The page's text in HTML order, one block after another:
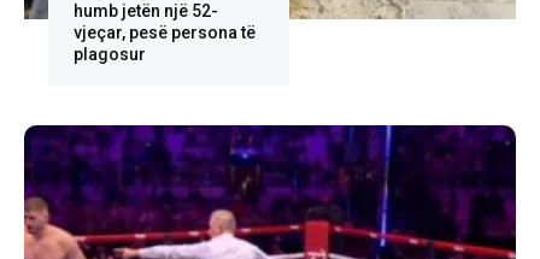
humb jetën një 52-
vjeçar, pesë persona të
plagosur